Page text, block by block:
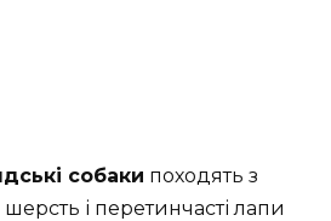
собаки походять з
шерсть і перетинчасті лапи